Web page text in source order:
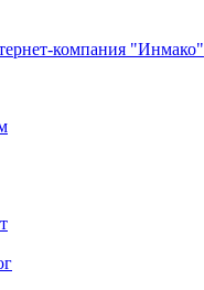
компания "Инмако"